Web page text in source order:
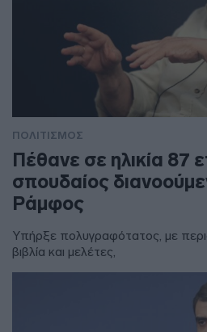
ΠΟΛΙΤΙΣΜΟΣ
Πέθανε σε ηλικία 87
σπουδαίος
Ράμφος
Υπήρξε πολυγραφότατος, με
βιβλία και μελέτες,